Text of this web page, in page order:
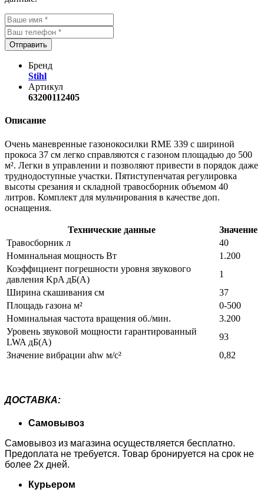
Отправить
Бренд
Stihl
Артикул
63200112405
Описание
Очень маневренные газонокосилки RME 339 с шириной
прокоса 37 см легко справляются с газоном площадью до 500
м². Легки в управлении и позволяют привести в порядок даже
труднодоступные участки. Пятиступенчатая регулировка
высоты срезания и складной травосборник объемом 40
литров. Комплект для мульчирования в качестве доп.
оснащения.
Технические данные
Значение
Травосборник л
40
Номинальная мощность Вт
1.200
Коэффициент погрешности уровня звукового
давления KpA дБ(A)
1
Ширина скашивания см
37
Площадь газона м²
0-500
Номинальная частота вращения об./мин.
3.200
Уровень звуковой мощности гарантированный
LWA дБ(A)
93
Значение вибрации ahw м/с²
0,82
ДОСТАВКА:
Самовывоз
Самовывоз из магазина осуществляется бесплатно.
Предоплата не требуется. Товар бронируется на срок не
более 2х дней.
Курьером